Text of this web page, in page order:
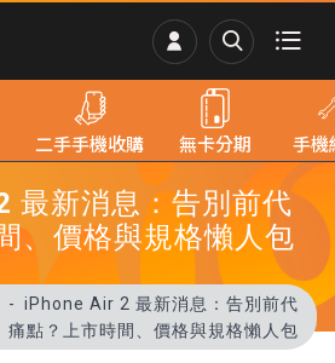
最新消息：告別前代
、價格與規格懶人包
iPhone Air 2 最新消息：告別前代
痛點？上市時間、價格與規格懶人包
二手手機收購 無卡分期 手機